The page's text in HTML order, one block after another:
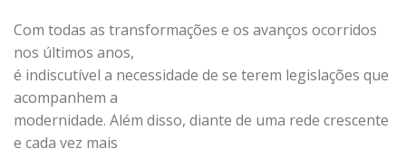
Com todas as transformações e os avanços ocorridos
nos últimos anos,
é indiscutível a necessidade de se terem legislações que
acompanhem a
modernidade. Além disso, diante de uma rede crescente
e cada vez mais